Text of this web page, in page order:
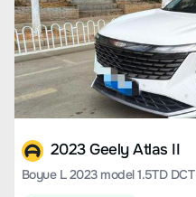
2023 Geely Atlas II
Boyue L 2023 model 1.5TD